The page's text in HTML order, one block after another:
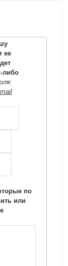
ее
либо
по
или